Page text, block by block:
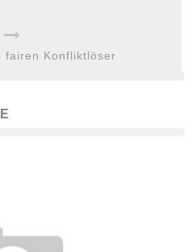
fairen Konfliktlöser